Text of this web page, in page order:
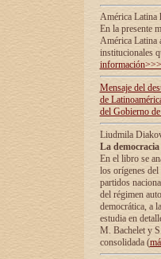
América Latina
En la presente
América Latina
institucionales
información>>>
Mensaje del
de
del Gobierno
Liudmila
La
En el libro se
los orígenes
partidos
del régimen
democrática, а
estudia en
М. Bachelet у
consolidada (